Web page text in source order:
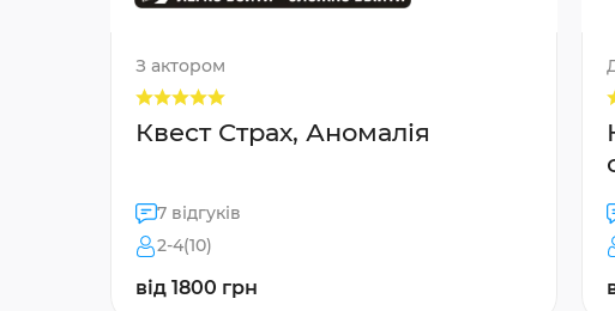
З актором
Квест Страх, Аномалія
7 відгуків
2-4(10)
від 1800 грн